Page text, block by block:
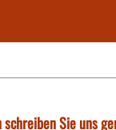
Sie uns